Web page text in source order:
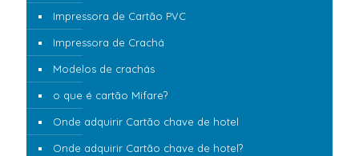
Impressora de Cartão PVC
Impressora de Crachá
Modelos de crachás
o que é cartão Mifare?
Onde adquirir Cartão chave de hotel
Onde adquirir Cartão chave de hotel?